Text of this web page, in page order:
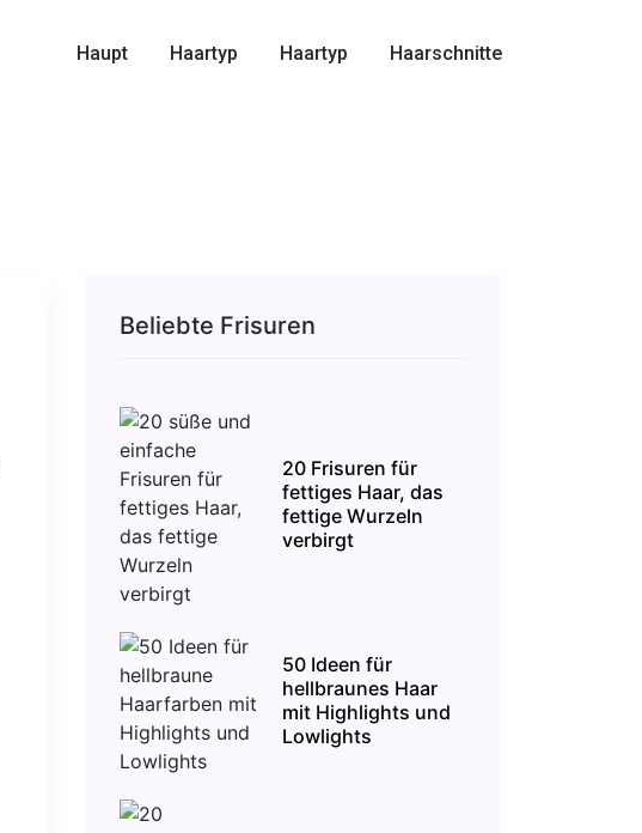
Haupt Haartyp Haartyp Haarschnitte
Beliebte Frisuren
20 Frisuren für
fettiges Haar, das
fettige Wurzeln
verbirgt
50 Ideen für
hellbraunes Haar
mit Highlights und
Lowlights